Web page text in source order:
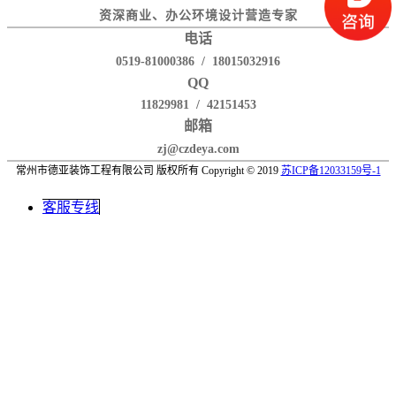
资深商业、办公环境设计营造专家
电话
0519-81000386 / 18015032916
QQ
11829981 / 42151453
邮箱
zj@czdeya.com
常州市德亚装饰工程有限公司 版权所有 Copyright © 2019 苏ICP备12033159号-1
客服专线